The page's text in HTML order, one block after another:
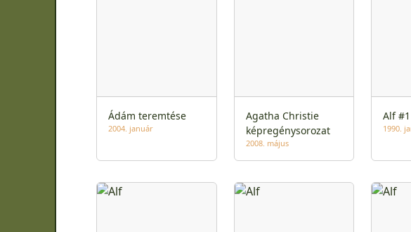
Ádám teremtése
2004. január
Agatha Christie
képregénysorozat
2008. május
Alf #1
1990.